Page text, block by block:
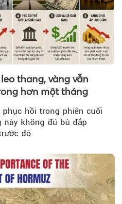
thang, vàng vẫn
hơn một tháng
phục hồi trong phiên cuối
này không đủ bù đắp
đó.